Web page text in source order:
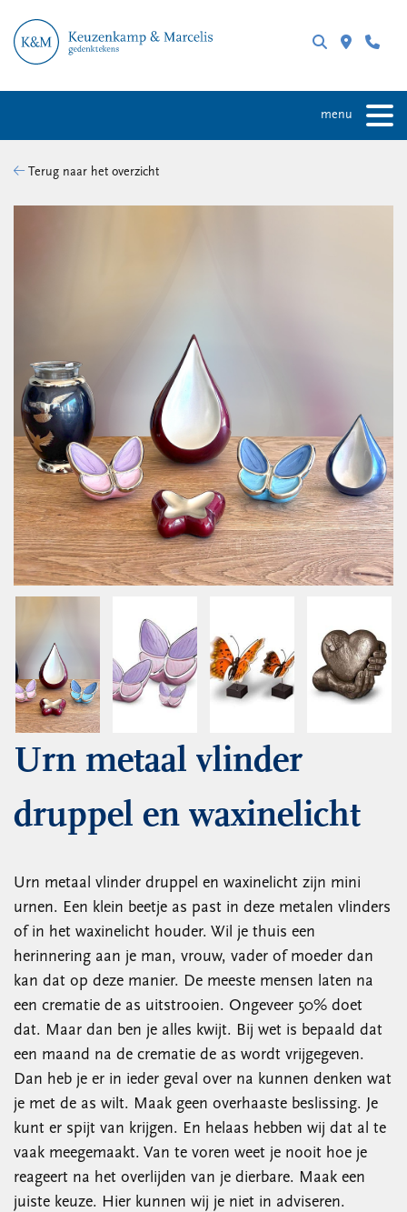
menu
Terug naar het overzicht
Urn metaal vlinder
druppel en waxinelicht
Urn metaal vlinder druppel en waxinelicht zijn mini
urnen. Een klein beetje as past in deze metalen vlinders
of in het waxinelicht houder. Wil je thuis een
herinnering aan je man, vrouw, vader of moeder dan
kan dat op deze manier. De meeste mensen laten na
een crematie de as uitstrooien. Ongeveer 50% doet
dat. Maar dan ben je alles kwijt. Bij wet is bepaald dat
een maand na de crematie de as wordt vrijgegeven.
Dan heb je er in ieder geval over na kunnen denken wat
je met de as wilt. Maak geen overhaaste beslissing. Je
kunt er spijt van krijgen. En helaas hebben wij dat al te
vaak meegemaakt. Van te voren weet je nooit hoe je
reageert na het overlijden van je dierbare. Maak een
juiste keuze. Hier kunnen wij je niet in adviseren.